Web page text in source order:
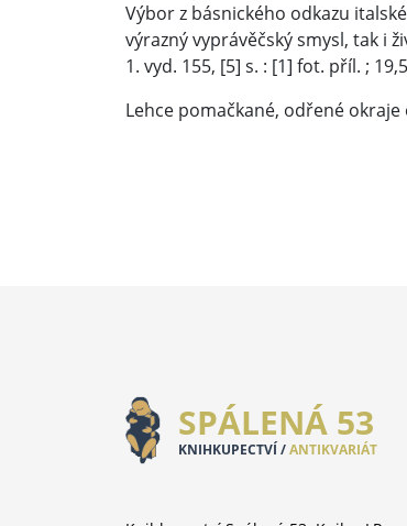
Výbor z básnického odkazu
výrazný vyprávěčský smysl, tak i
1. vyd. 155, [5] s. : [1] fot. příl. ;
Lehce pomačkané, odřené okraje
SPÁLENÁ 53
KNIHKUPECTVÍ /ANTIKVARIÁT